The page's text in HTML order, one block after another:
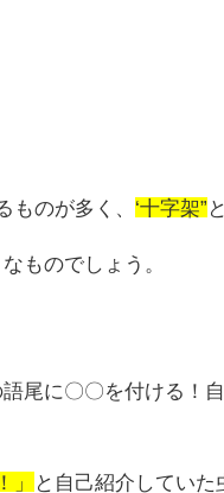
ものが多く、 ‘十字架”
ものでしょう。
尾に〇〇を付ける！
」 と自己紹介していた